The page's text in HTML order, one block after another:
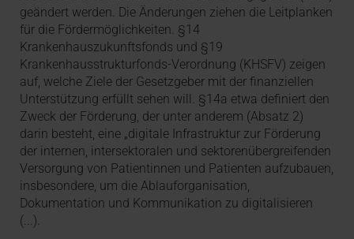
geändert werden. Die Änderungen ziehen die Leitplanken
für die Fördermöglichkeiten. §14
Krankenhauszukunftsfonds und §19
Krankenhausstrukturfonds-Verordnung (KHSFV) zeigen
auf, welche Ziele der Gesetzgeber mit der finanziellen
Unterstützung erfüllt sehen will. §14a etwa definiert den
Zweck der Förderung, der unter anderem (Absatz 2)
darin besteht, eine „digitale Infrastruktur zur Förderung
der internen, intersektoralen und sektorenübergreifenden
Versorgung von Patientinnen und Patienten aufzubauen,
insbesondere, um die Ablauforganisation,
Dokumentation und Kommunikation zu digitalisieren
(...).